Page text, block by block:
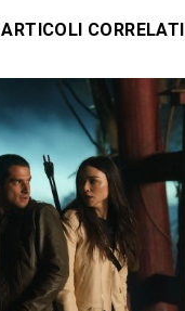
ARTICOLI CORRELATI